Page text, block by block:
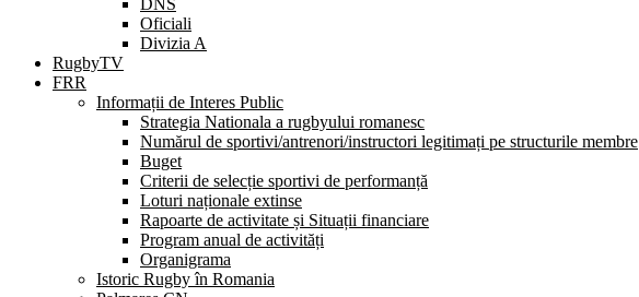
DNS
Oficiali
Divizia A
RugbyTV
FRR
Informații de Interes Public
Strategia Nationala a rugbyului romanesc
Numărul de sportivi/antrenori/instructori legitimați pe structurile membre
Buget
Criterii de selecție sportivi de performanță
Loturi naționale extinse
Rapoarte de activitate și Situații financiare
Program anual de activități
Organigrama
Istoric Rugby în Romania